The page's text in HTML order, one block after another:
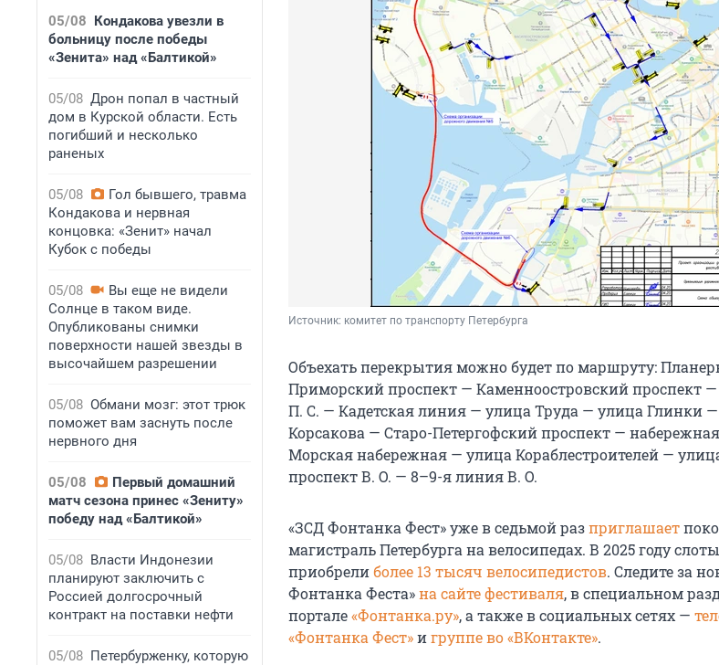
05/08 Кондакова увезли в
больницу после победы
«Зенита» над «Балтикой»
05/08 Дрон попал в частный
дом в Курской области. Есть
погибший и несколько
раненых
05/08
Гол бывшего, травма
Кондакова и нервная
концовка: «Зенит» начал
Кубок с победы
05/08
Вы еще не видели
Солнце в таком виде.
Опубликованы снимки
поверхности нашей звезды в
высочайшем разрешении
05/08 Обмани мозг: этот трюк
поможет вам заснуть после
нервного дня
05/08
Первый домашний
матч сезона принес «Зениту»
победу над «Балтикой»
05/08 Власти Индонезии
планируют заключить с
Россией долгосрочный
контракт на поставки нефти
05/08 Петербурженку, которую
Источник: комитет по транспорту Петербурга
Объехать перекрытия можно будет по маршруту:
Приморский проспект — Каменноостровский проспект
П. С. — Кадетская линия — улица Труда — улица Глинки
Корсакова — Старо-Петергофский проспект —
Морская набережная — улица Кораблестроителей —
проспектВ. О. — 8–9-я линияВ. О.
«ЗСД Фонтанка Фест» уже в седьмой разприглашает
магистраль Петербурга на велосипедах. В 2025 году
приобрелиболее 13 тысяч велосипедистов. Следите за
Фонтанка Феста»на сайте фестиваля, в специальном
портале«Фонтанка.ру», а также в социальных сетях —
«Фонтанка Фест»игруппе во «ВКонтакте».